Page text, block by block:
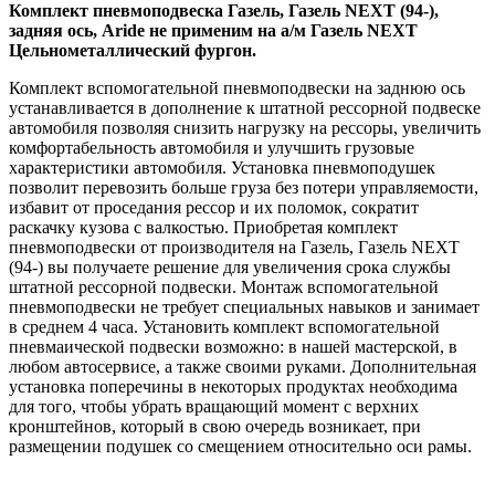
Комплект пневмоподвеска Газель, Газель NEXT (94-),
задняя ось, Aride не применим на а/м Газель NEXT
Цельнометаллический фургон.
Комплект вспомогательной пневмоподвески на заднюю ось
устанавливается в дополнение к штатной рессорной подвеске
автомобиля позволяя снизить нагрузку на рессоры, увеличить
комфортабельность автомобиля и улучшить грузовые
характеристики автомобиля. Установка пневмоподушек
позволит перевозить больше груза без потери управляемости,
избавит от проседания рессор и их поломок, сократит
раскачку кузова с валкостью. Приобретая комплект
пневмоподвески от производителя на Газель, Газель NEXT
(94-) вы получаете решение для увеличения срока службы
штатной рессорной подвески. Монтаж вспомогательной
пневмоподвески не требует специальных навыков и занимает
в среднем 4 часа. Установить комплект вспомогательной
пневмаической подвески возможно: в нашей мастерской, в
любом автосервисе, а также своими руками. Дополнительная
установка поперечины в некоторых продуктах необходима
для того, чтобы убрать вращающий момент с верхних
кронштейнов, который в свою очередь возникает, при
размещении подушек со смещением относительно оси рамы.